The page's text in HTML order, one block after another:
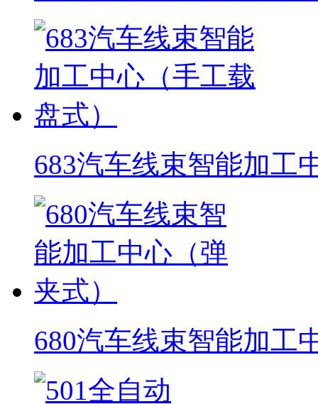
683汽车线束智能加工
680汽车线束智能加工